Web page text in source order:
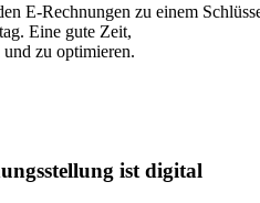
E-Rechnungen zu einem
Eine gute Zeit,
und zu optimieren.
ist digital